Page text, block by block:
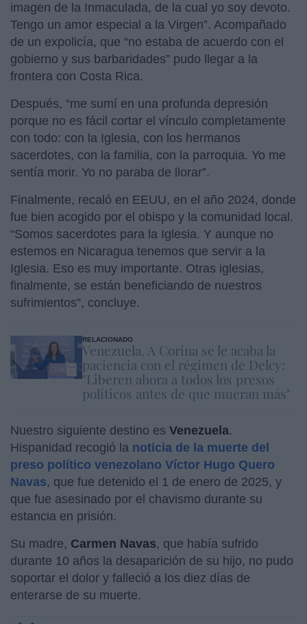
imagen de la Inmaculada, de la cual yo soy devoto.
Tengo un amor especial a la Virgen”. Acompañado
de un expolicía, que “no estaba de acuerdo con el
gobierno y sus barbaridades” pudo llegar a la
frontera con Costa Rica.
Después, “me sumí en una profunda depresión
porque no es fácil cortar el vínculo completamente
con todo: con la Iglesia, con los hermanos
sacerdotes, con la familia, con la parroquia. Yo me
sentía morir. Yo no paraba de llorar”.
Finalmente, recaló en EEUU, en el año 2024, donde
fue bien acogido por el obispo y la comunidad local.
“Somos sacerdotes para la Iglesia. Y aunque no
estemos en Nicaragua tenemos que servir a la
Iglesia. Eso es muy importante. Otras iglesias,
finalmente, se están beneficiando de nuestros
sufrimientos”, concluye.
RELACIONADO
Venezuela. A Corina se le acaba la
paciencia con el régimen de Delcy:
"Liberen ahora a todos los presos
políticos antes de que mueran más"
Nuestro siguiente destino es Venezuela.
Hispanidad recogió la noticia de la muerte del
preso político venezolano Víctor Hugo Quero
Navas, que fue detenido el 1 de enero de 2025, y
que fue asesinado por el chavismo durante su
estancia en prisión.
Su madre, Carmen Navas, que había sufrido
durante 10 años la desaparición de su hijo, no pudo
soportar el dolor y falleció a los diez días de
enterarse de su muerte.